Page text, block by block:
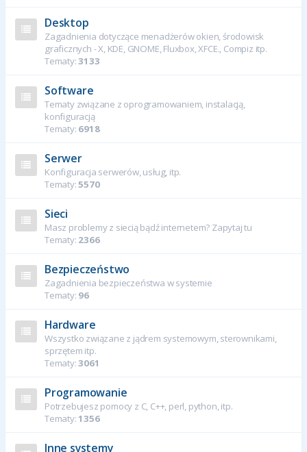
Desktop
Zagadnienia dotyczące menadżerów okien, środowisk
graficznych - X, KDE, GNOME, Fluxbox, XFCE., Compiz itp.
Tematy:3133
Software
Tematy związane z oprogramowaniem, instalacją,
konfiguracją
Tematy: 6918
Serwer
Konfiguracja serwerów, usług, itp.
Tematy:5570
Sieci
Masz problemy z siecią bądź internetem? Zapytaj tu
Tematy: 2366
Bezpieczeństwo
Zagadnienia bezpieczeństwa w systemie
Tematy: 96
Hardware
Wszystko związane z jądrem systemowym, sterownikami,
sprzętem itp.
Tematy:3061
Programowanie
Potrzebujesz pomocy z C, C++, perl, python, itp.
Tematy:1356
Inne systemy